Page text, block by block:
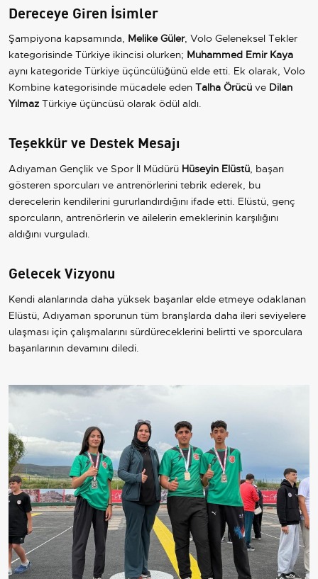
Dereceye Giren İsimler
Şampiyona kapsamında, Melike Güler, Volo Geleneksel Tekler
kategorisinde Türkiye ikincisi olurken; Muhammed Emir Kaya
aynı kategoride Türkiye üçüncülüğünü elde etti. Ek olarak, Volo
Kombine kategorisinde mücadele eden Talha Örücü ve Dilan
Yılmaz Türkiye üçüncüsü olarak ödül aldı.
Teşekkür ve Destek Mesajı
Adıyaman Gençlik ve Spor İl Müdürü Hüseyin Elüstü, başarı
gösteren sporcuları ve antrenörlerini tebrik ederek, bu
derecelerin kendilerini gururlandırdığını ifade etti. Elüstü, genç
sporcuların, antrenörlerin ve ailelerin emeklerinin karşılığını
aldığını vurguladı.
Gelecek Vizyonu
Kendi alanlarında daha yüksek başarılar elde etmeye odaklanan
Elüstü, Adıyaman sporunun tüm branşlarda daha ileri seviyelere
ulaşması için çalışmalarını sürdüreceklerini belirtti ve sporculara
başarılarının devamını diledi.